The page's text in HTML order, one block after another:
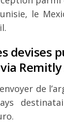
le
devises
Remitly
de